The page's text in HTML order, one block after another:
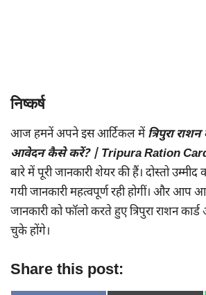
निष्कर्ष
आज हमनें अपने इस आर्टिकल मेंत्रिपुरा
आवेदन कैसे करें? | Tripura Ration
बारे में पूरी जानकारी शेयर की हैं। दोस्तो
गयी जानकारी महत्वपूर्ण रही होगीं। और आप
जानकारी को फॉलो करते हुए त्रिपुरा राशन
चुके होंगे।
Share this post: